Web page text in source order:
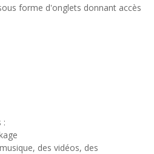
forme d'onglets donnant accès
:
des vidéos, des